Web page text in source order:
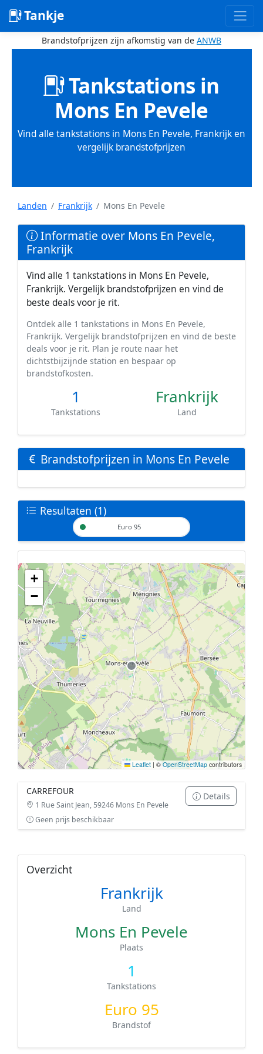
Tankje
Brandstofprijzen zijn afkomstig van de ANWB
Tankstations in
Mons En Pevele
Vind alle tankstations in Mons En Pevele, Frankrijk en
vergelijk brandstofprijzen
Landen Frankrijk Mons En Pevele
Informatie over Mons En Pevele,
Frankrijk
Vind alle 1 tankstations in Mons En Pevele,
Frankrijk. Vergelijk brandstofprijzen en vind de
beste deals voor je rit.
Ontdek alle 1 tankstations in Mons En Pevele,
Frankrijk. Vergelijk brandstofprijzen en vind de beste
deals voor je rit. Plan je route naar het
dichtstbijzijnde station en bespaar op
brandstofkosten.
1
Tankstations
Frankrijk
Land
Brandstofprijzen in Mons En Pevele
Resultaten (1)
Euro 95
Geen tankstations met locatiegegevens gevonden.
De kaart kan niet worden weergegeven zonder GPS coördinaten.
+
−
Leaflet | © OpenStreetMap contributors
CARREFOUR
1 Rue Saint Jean, 59246 Mons En Pevele
Details
Geen prijs beschikbaar
Overzicht
Frankrijk
Land
Mons En Pevele
Plaats
1
Tankstations
Euro 95
Brandstof